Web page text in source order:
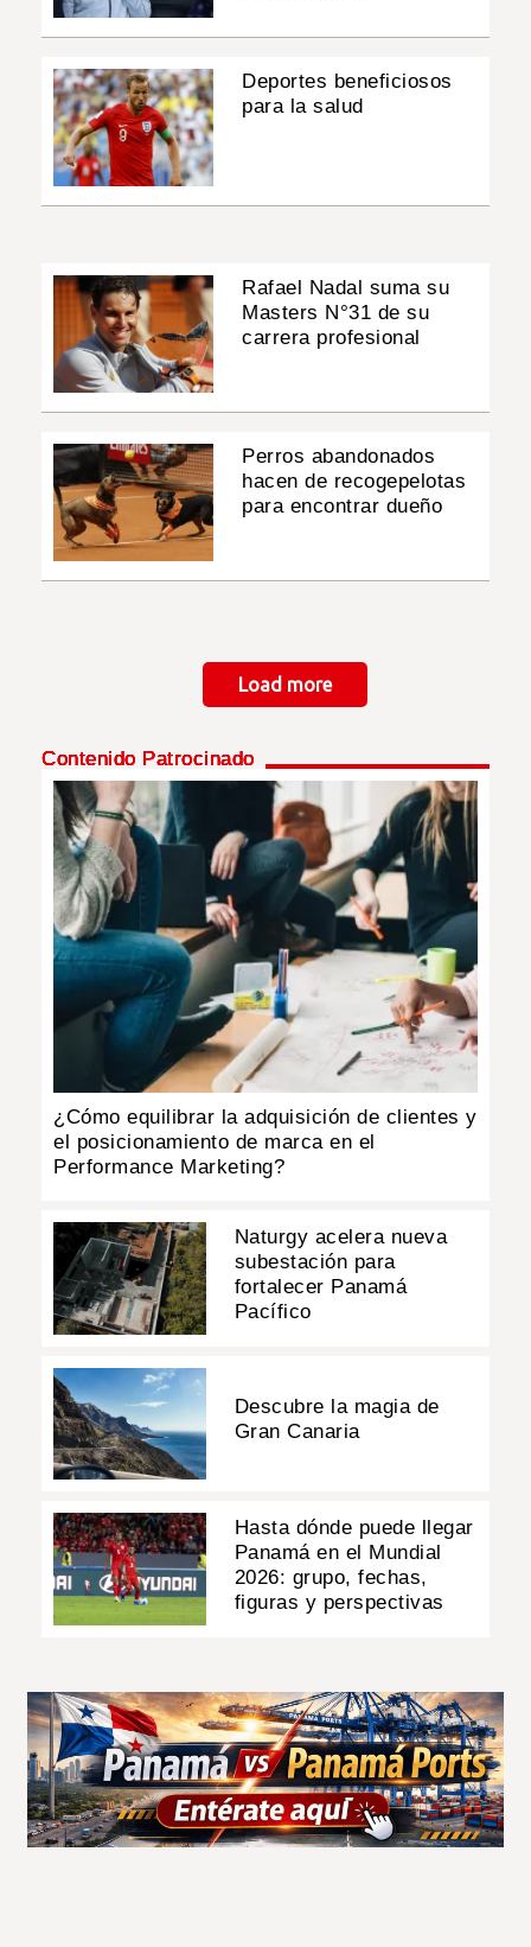
Deportes beneficiosos
para la salud
Rafael Nadal suma su
Masters N°31 de su
carrera profesional
Perros abandonados
hacen de recogepelotas
para encontrar dueño
Load more
Contenido Patrocinado
¿Cómo equilibrar la adquisición de clientes y
el posicionamiento de marca en el
Performance Marketing?
Naturgy acelera nueva
subestación para
fortalecer Panamá
Pacífico
Descubre la magia de
Gran Canaria
Hasta dónde puede llegar
Panamá en el Mundial
2026: grupo, fechas,
figuras y perspectivas